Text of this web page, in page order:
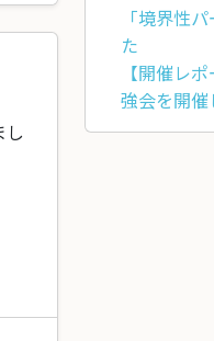
「境界性
た
【開催レ
強会を開催